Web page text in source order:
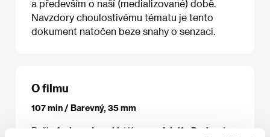
a především o naší (medializované) době.
Navzdory choulostivému tématu je tento
dokument natočen beze snahy o senzaci.
O filmu
107 min / Barevný, 35 mm
Režie Andrew Jarecki / Kamera Adolfo Doring
/